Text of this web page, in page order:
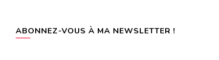
ABONNEZ-VOUS À MA NEWSLETTER !